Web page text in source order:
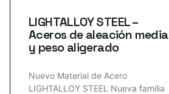
LIGHTALLOY STEEL –
Aceros de aleación media
y peso aligerado
Nuevo Material de Acero
LIGHTALLOY STEEL Nueva familia